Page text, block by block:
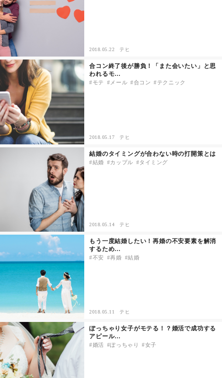
2018.05.22 テヒ
合コン終了後が勝負！「また会いたい」と思
われるモ…
モテ メール 合コン テクニック
2018.05.17 テヒ
結婚のタイミングが合わない時の打開策とは
結婚 カップル タイミング
2018.05.14 テヒ
もう一度結婚したい！再婚の不安要素を解消
するため…
不安 再婚 結婚
2018.05.11 テヒ
ぽっちゃり女子がモテる！？婚活で成功する
アピール…
婚活 ぽっちゃり 女子